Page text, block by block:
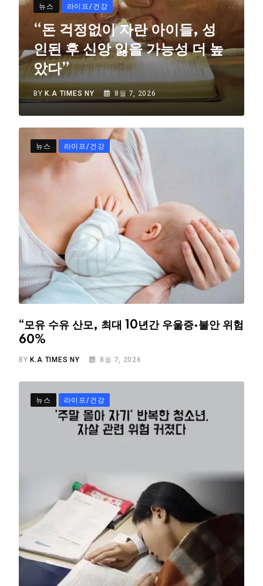
뉴스 라이프/건강
“돈 걱정없이 자란 아이들, 성
인된 후 신앙 잃을 가능성 더 높
았다”
BY K.A TIMES NY 8월 7, 2026
뉴스 라이프/건강
“모유 수유 산모, 최대 10년간 우울증·불안 위험
60%
BY K.A TIMES NY 8월 7, 2026
뉴스 라이프/건강